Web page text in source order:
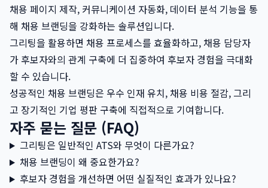
채용 페이지 제작, 커뮤니케이션 자동화, 데이터 분석 기능을 통
해 채용 브랜딩을 강화하는 솔루션입니다.
그리팅을 활용하면 채용 프로세스를 효율화하고, 채용 담당자
가 후보자와의 관계 구축에 더 집중하여 후보자 경험을 극대화
할 수 있습니다.
성공적인 채용 브랜딩은 우수 인재 유치, 채용 비용 절감, 그리
고 장기적인 기업 평판 구축에 직접적으로 기여합니다.
자주 묻는 질문 (FAQ)
그리팅은 일반적인 ATS와 무엇이 다른가요?
채용 브랜딩이 왜 중요한가요?
후보자 경험을 개선하면 어떤 실질적인 효과가 있나요?